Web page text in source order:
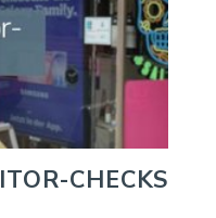
CHECKS